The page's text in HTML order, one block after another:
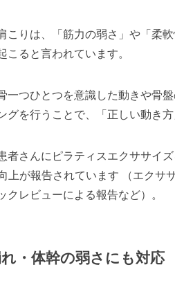
こりは、「筋力の弱さ」や「柔
ると言われています。
一つひとつを意識した動きや骨
グを行うことで、「正しい動き
者さんにピラティスエクササイ
上が報告されています （エク
レビューによる報告など）。
・体幹の弱さにも対応